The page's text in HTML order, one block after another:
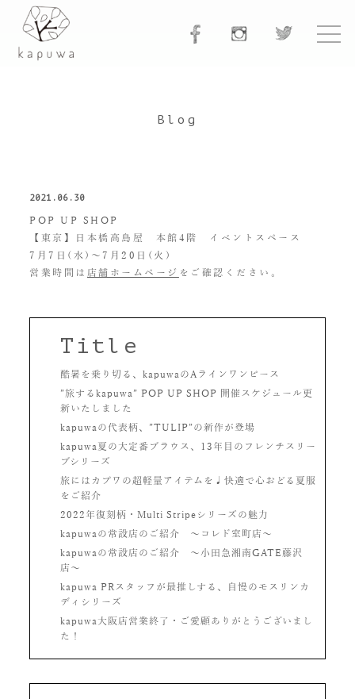
Blog
2021.06.30
POP UP SHOP
【東京】日本橋高島屋 本館4階 イベントスペース
7月7日(水)〜7月20日(火)
営業時間は 店舗ホームページ をご確認ください。
Title
酷暑を乗り切る、kapuwaのAラインワンピース
”旅するkapuwa” POP UP SHOP 開催スケジュール更
新いたしました
kapuwaの代表柄、”TULIP”の新作が登場
kapuwa夏の大定番ブラウス、13年目のフレンチスリー
ブシリーズ
旅にはカプワの超軽量アイテムを♩快適で心おどる夏服
をご紹介
2022年復刻柄・Multi Stripeシリーズの魅力
kapuwaの常設店のご紹介 〜コレド室町店〜
kapuwaの常設店のご紹介 〜小田急湘南GATE藤沢
店〜
kapuwa PRスタッフが最推しする、自慢のモスリンカ
ディシリーズ
kapuwa大阪店営業終了・ご愛顧ありがとうございまし
た！